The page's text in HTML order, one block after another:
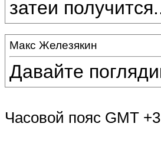
затеи
Макс Железякин
Давайте
Часовой пояс GMT